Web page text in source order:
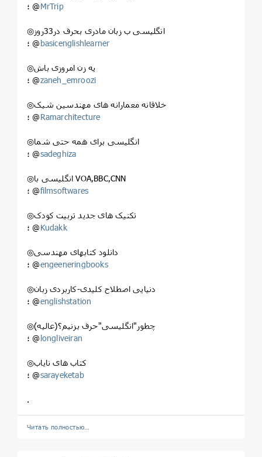
؛ @MrTrip
◎انگلیسی ب زبان مادری بحرف در33روز
؛ @basicenglishlearner
◎یه زن امروزی باش
؛ @zaneh_emroozi
◎خلاقانه معمارانه های مهندسین شیک
؛ @Ramarchitecture
◎انگلیسی برای همه حتی شما
؛ @sadeghiza
◎انگلیسی با VOA,BBC,CNN
؛ @filmsoftwares
◎تکنیک های جدید تربیت کودک
؛ @Kudakk
◎دانلود کتابهای مهندسی
؛ @engeeneringbooks
◎دنیایی اصطلاح کلیدی-کاربردی زبان
؛ @englishstation
◎چطور"انگلیسی"حرف بزنیم؟(عالیه)
؛ @longliveiran
◎کتاب های نایاب
؛ @sarayeketab
.
Читать полностью…